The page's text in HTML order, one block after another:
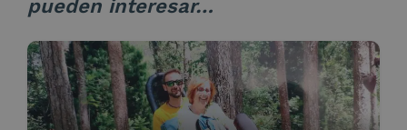
pueden interesar…